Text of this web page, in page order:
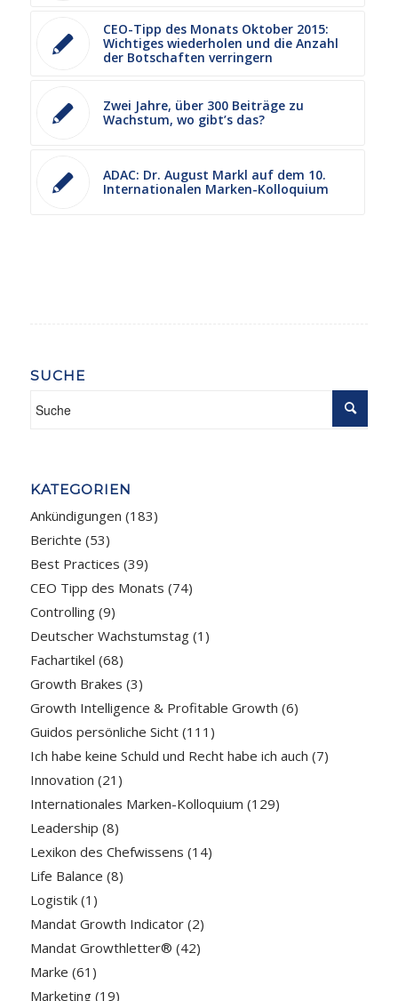
CEO-Tipp des Monats Oktober 2015:
Wichtiges wiederholen und die Anzahl
der Botschaften verringern
Zwei Jahre, über 300 Beiträge zu
Wachstum, wo gibt’s das?
ADAC: Dr. August Markl auf dem 10.
Internationalen Marken-Kolloquium
SUCHE
KATEGORIEN
Ankündigungen (183)
Berichte (53)
Best Practices (39)
CEO Tipp des Monats (74)
Controlling(9)
Deutscher Wachstumstag(1)
Fachartikel (68)
Growth Brakes (3)
Growth Intelligence & Profitable Growth (6)
Guidos persönliche Sicht(111)
Ich habe keine Schuld und Recht habe ich auch (7)
Innovation (21)
Internationales Marken-Kolloquium (129)
Leadership (8)
Lexikon des Chefwissens (14)
Life Balance (8)
Logistik(1)
Mandat Growth Indicator(2)
Mandat Growthletter® (42)
Marke (61)
Marketing(19)